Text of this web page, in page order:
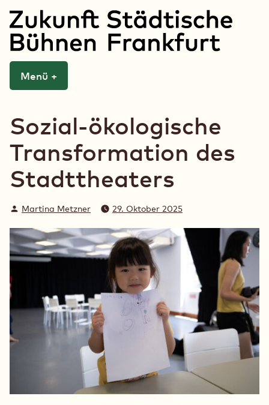
Zum
Inhalt
springen
Zukunft Städtische
Menü +
Sozial-ökologische
Transformation des
Stadttheaters
Verfasst
Martina Metzner 29. Oktober 2025